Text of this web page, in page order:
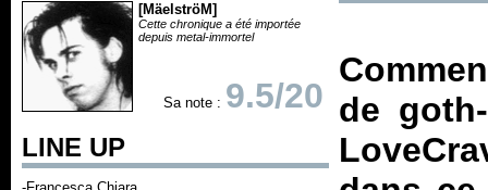
[MäelströM]
Cette chronique a été importée
depuis metal-immortel
Sa note : 9.5/20
LINE UP
de